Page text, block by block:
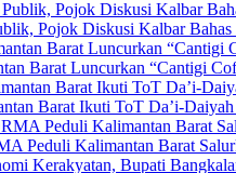
Pojok Diskusi Kalbar
Barat Luncurkan “Cantigi
Barat Ikuti ToT Da’i-
Peduli Kalimantan Barat